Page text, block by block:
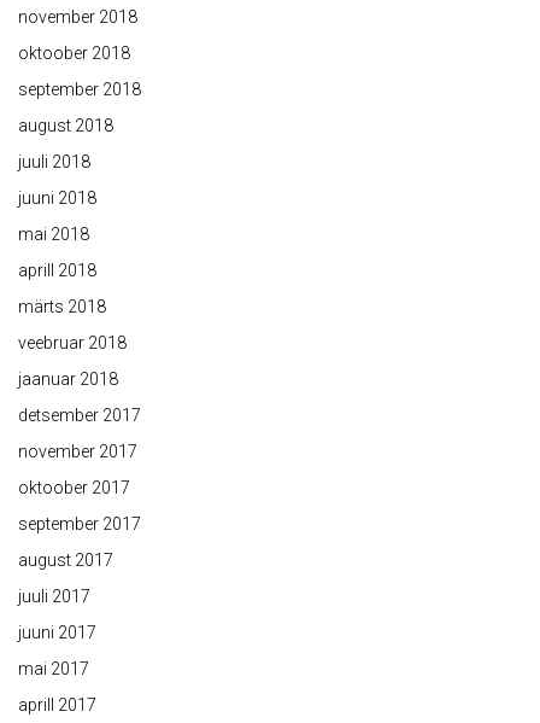
november 2018
oktoober 2018
september 2018
august 2018
juuli 2018
juuni 2018
mai 2018
aprill 2018
märts 2018
veebruar 2018
jaanuar 2018
detsember 2017
november 2017
oktoober 2017
september 2017
august 2017
juuli 2017
juuni 2017
mai 2017
aprill 2017